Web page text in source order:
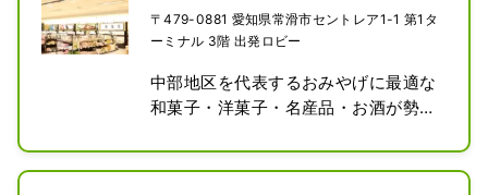
〒479-0881 愛知県常滑市セントレア1-1 第1タ
ーミナル 3階 出発ロビー
中部地区を代表するおみやげに最適な
和菓子・洋菓子・名産品・お酒が勢ぞ
おみやげに大人気の「赤福」をはじ